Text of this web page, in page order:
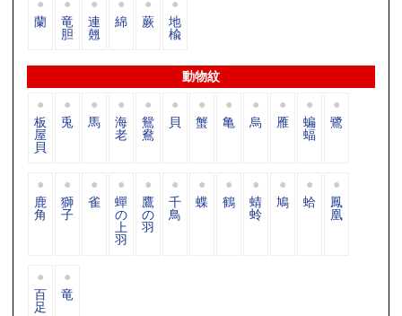
蘭 竜
胆
連
翹
綿 蕨 地
楡
動物紋
板
屋
貝
兎 馬 海
老
鴛
鴦
貝 蟹 亀 烏 雁 蝙
蝠
鷺
鹿
角
獅
子
雀 蟬
の
上
羽
鷹
の
羽
千
鳥
蝶 鶴 蜻
蛉
鳩 蛤 鳳
凰
百
足
竜